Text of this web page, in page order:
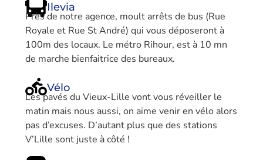
Ilevia
Près de notre agence, moult arrêts de bus (Rue
Royale et Rue St André) qui vous déposeront à
100m des locaux. Le métro Rihour, est à 10 mn
de marche bienfaitrice des bureaux.
Vélo
Les pavés du Vieux-Lille vont vous réveiller le
matin mais nous aussi, on aime venir en vélo alors
pas d’excuses. D’autant plus que des stations
V’Lille sont juste à côté !